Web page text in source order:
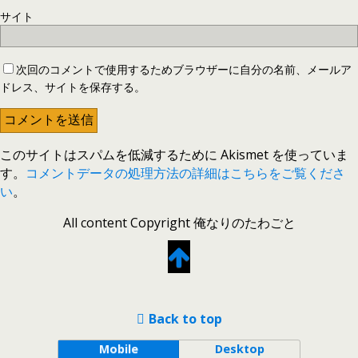
サイト
次回のコメントで使用するためブラウザーに自分の名前、メールア
ドレス、サイトを保存する。
このサイトはスパムを低減するために Akismet を使っていま
す。 コメントデータの処理方法の詳細はこちらをご覧くださ
い。
All content Copyright 俺なりのたわごと
Back to top
Mobile Desktop